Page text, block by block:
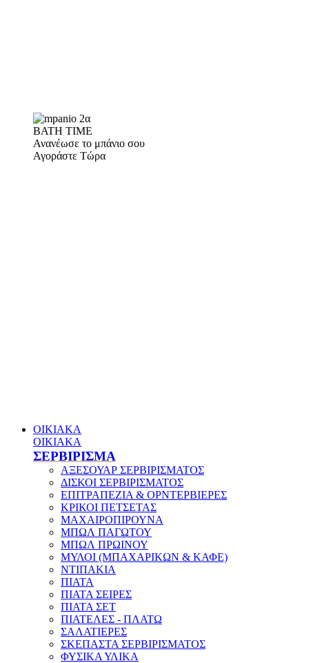
BATH TIME
Ανανέωσε το μπάνιο σου
Αγοράστε Τώρα
ΟΙΚΙΑΚΑ
ΟΙΚΙΑΚΑ
ΣΕΡΒΙΡΙΣΜΑ
ΑΞΕΣΟΥΑΡ ΣΕΡΒΙΡΙΣΜΑΤΟΣ
ΔΙΣΚΟΙ ΣΕΡΒΙΡΙΣΜΑΤΟΣ
ΕΠΙΤΡΑΠΕΖΙΑ & ΟΡΝΤΕΡΒΙΕΡΕΣ
ΚΡΙΚΟΙ ΠΕΤΣΕΤΑΣ
ΜΑΧΑΙΡΟΠΙΡΟΥΝΑ
ΜΠΩΛ ΠΑΓΩΤΟΥ
ΜΠΩΛ ΠΡΩΙΝΟΥ
ΜΥΛΟΙ (ΜΠΑΧΑΡΙΚΩΝ & ΚΑΦΕ)
ΝΤΙΠΑΚΙΑ
ΠΙΑΤΑ
ΠΙΑΤΑ ΣΕΙΡΕΣ
ΠΙΑΤΑ ΣΕΤ
ΠΙΑΤΕΛΕΣ - ΠΛΑΤΩ
ΣΑΛΑΤΙΕΡΕΣ
ΣΚΕΠΑΣΤΑ ΣΕΡΒΙΡΙΣΜΑΤΟΣ
ΦΥΣΙΚΑ ΥΛΙΚΑ